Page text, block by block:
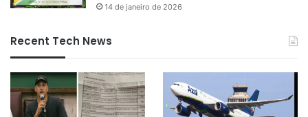
14 de janeiro de 2026
Recent Tech News